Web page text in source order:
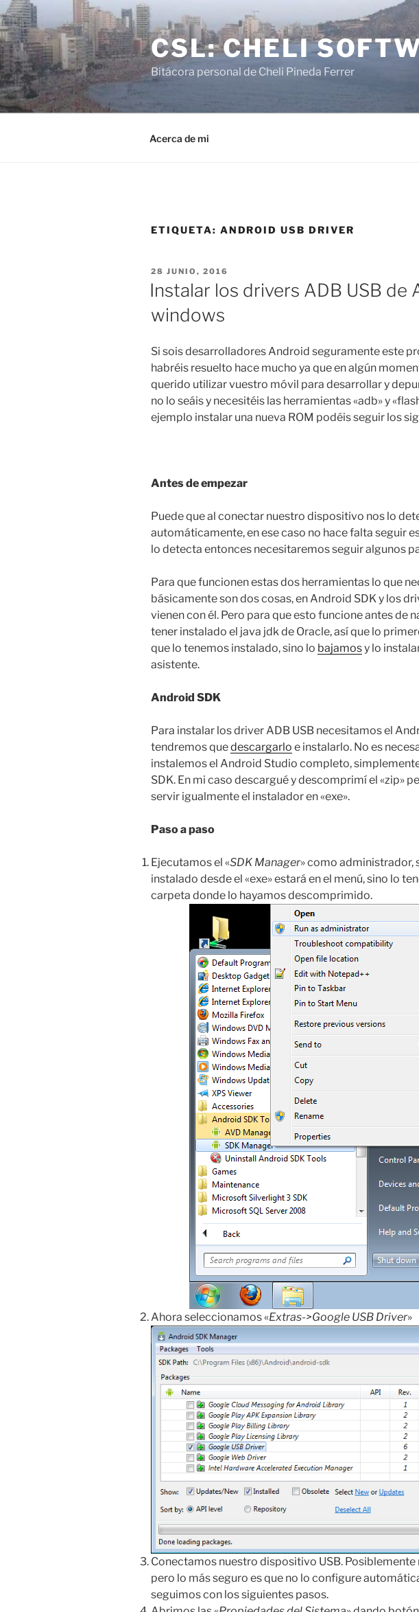
Saltar
al
contenido
CSL: CHELI
Bitácora personal de Cheli Pineda Ferrer
Acerca de mi
ETIQUETA: ANDROID USB DRIVER
PUBLICADO
EL
28 JUNIO, 2016
Instalar los drivers ADB USB de
windows
Si sois desarrolladores Android seguramente este
habréis resuelto hace mucho ya que en algún
querido utilizar vuestro móvil para desarrollar y
no lo seáis y necesitéis las herramientas «adb» y
ejemplo instalar una nueva ROM podéis seguir los
Antes de empezar
Puede que al conectar nuestro dispositivo nos lo
automáticamente, en ese caso no hace falta seguir
lo detecta entonces necesitaremos seguir algunos
Para que funcionen estas dos herramientas lo que
básicamente son dos cosas, en Android SDK y los
vienen con él. Pero para que esto funcione antes de
tener instalado el java jdk de Oracle, así que lo
que lo tenemos instalado, sino lo bajamosy lo
asistente.
Android SDK
Para instalar los driver ADB USB necesitamos el
tendremos quedescargarlo e instalarlo. No es
instalemos el Android Studio completo,
SDK. En mi caso descargué y descomprimí el «zip»
servir igualmente el instalador en «exe».
Paso a paso
Ejecutamos el «SDK Manager» como administrador,
instalado desde el «exe» estará en el menú, sino lo
carpeta donde lo hayamos descomprimido.
Ahora seleccionamos «Extras->Google USB Driver»
Conectamos nuestro dispositivo USB.
pero lo más seguro es que no lo configure
seguimos con los siguientes pasos.